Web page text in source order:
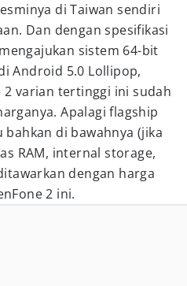
di Taiwan sendiri
Dan dengan spesifikasi
sistem 64-bit
Android 5.0 Lollipop,
2 varian tertinggi ini sudah
Apalagi flagship
di bawahnya (jika
RAM, internal storage,
dengan harga
2 ini.